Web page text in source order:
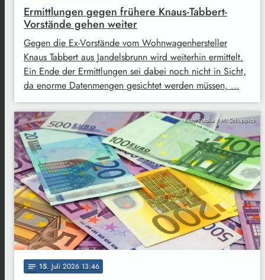
Ermittlungen gegen frühere Knaus-Tabbert-
Vorstände gehen weiter
Gegen die Ex-Vorstände vom Wohnwagenhersteller
Knaus Tabbert aus Jandelsbrunn wird weiterhin ermittelt.
Ein Ende der Ermittlungen sei dabei noch nicht in Sicht,
da enorme Datenmengen gesichtet werden müssen, …
Foto: Fotolia / M. Schuppich
notes 15. Juli 2026 13:46